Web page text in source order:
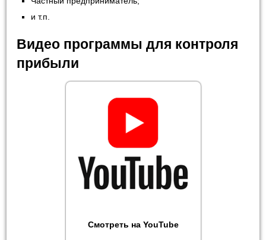
и т.п.
Видео программы для контроля
прибыли
Смотреть на YouTube